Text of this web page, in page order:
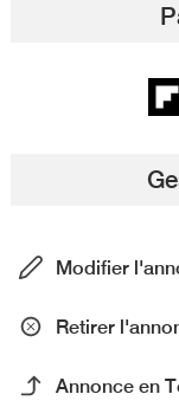
Modifier
Retirer
Annonce en